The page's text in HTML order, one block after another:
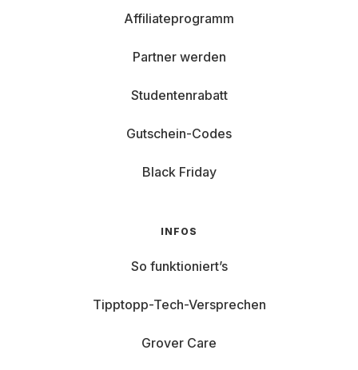
Affiliateprogramm
Partner werden
Studentenrabatt
Gutschein-Codes
Black Friday
INFOS
So funktioniert’s
Tipptopp-Tech-Versprechen
Grover Care